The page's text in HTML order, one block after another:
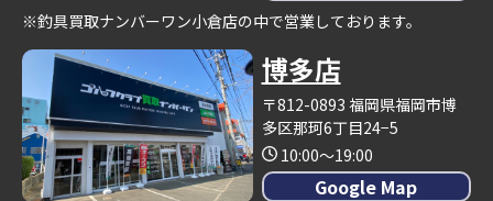
※釣具買取ナンバーワン小倉店の中で営業しております。
博多店
〒812-0893 福岡県福岡市博
多区那珂6丁目24−5
10:00～19:00
Google Map